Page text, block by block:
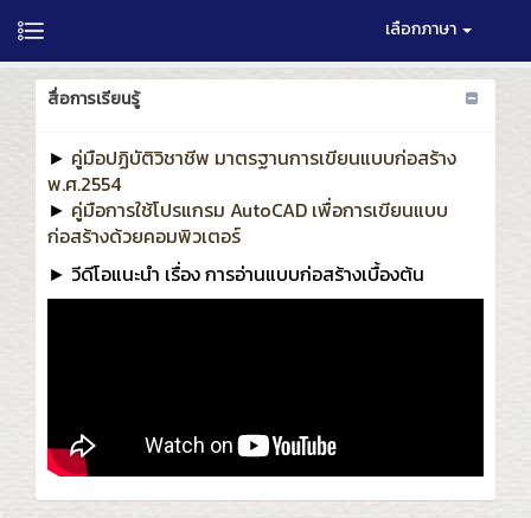
เลือกภาษา
สื่อการเรียนรู้
► คู่มือปฏิบัติวิชาชีพ มาตรฐานการเขียนแบบก่อสร้าง
พ.ศ.2554
► คู่มือการใช้โปรแกรม AutoCAD เพื่อการเขียนแบบ
ก่อสร้างด้วยคอมพิวเตอร์
► วีดีโอแนะนำ เรื่อง การอ่านแบบก่อสร้างเบื้องต้น